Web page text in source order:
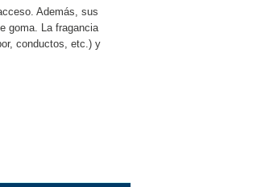
Además, sus
goma. La fragancia
conductos, etc.) y